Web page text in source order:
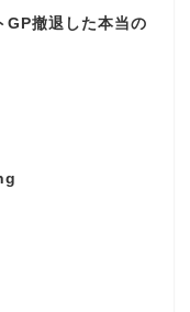
GP撤退した本当の